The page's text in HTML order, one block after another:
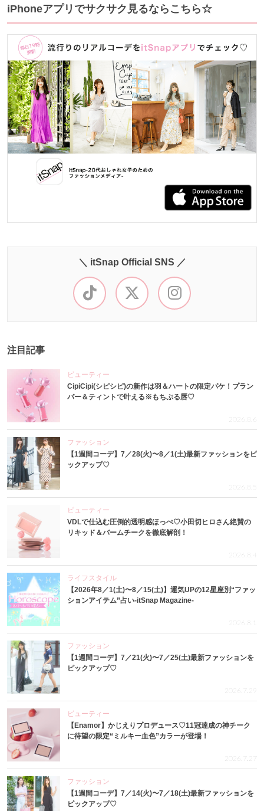
iPhoneアプリでサクサク見るならこちら☆
＼ itSnap Official SNS ／
注目記事
ビューティー
CipiCipi(シピシピ)の新作は羽＆ハートの限定パケ！プラン
パー＆ティントで叶える※もちぷる唇♡
2026.8.6
ファッション
【1週間コーデ】7／28(火)〜8／1(土)最新ファッションをピ
ックアップ♡
2026.8.5
ビューティー
VDLで仕込む圧倒的透明感ほっぺ♡小田切ヒロさん絶賛の
リキッド＆バームチークを徹底解剖！
2026.8.4
ライフスタイル
【2026年8／1(土)〜8／15(土)】運気UPの12星座別“ファッ
ションアイテム”占い-itSnap Magazine-
2026.8.1
ファッション
【1週間コーデ】7／21(火)〜7／25(土)最新ファッションを
ピックアップ♡
2026.7.29
ビューティー
【Enamor】かじえりプロデュース♡11冠達成の神チーク
に待望の限定“ミルキー血色”カラーが登場！
2026.7.27
ファッション
【1週間コーデ】7／14(火)〜7／18(土)最新ファッションを
ピックアップ♡